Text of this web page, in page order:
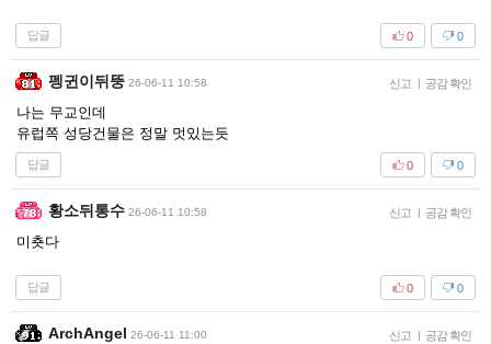
답글 0
0
펭귄이뒤뚱 26-06-11 10:58 신고 | 공감 확인
나는 무교인데
유럽쪽 성당건물은 정말 멋있는듯
답글 0
0
황소뒤통수 26-06-11 10:58 신고 | 공감 확인
미춋다
답글 0
0
ArchAngel 26-06-11 11:00 신고 | 공감 확인